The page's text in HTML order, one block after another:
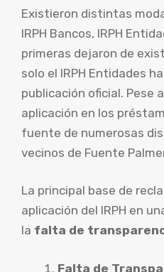
Existieron distintas
IRPH Bancos, IRPH
primeras dejaron de
solo el IRPH Entidades
publicación oficial. Pese
aplicación en los
fuente de numerosas
vecinos de Fuente
La principal base de
aplicación del IRPH en
la falta de
Falta de